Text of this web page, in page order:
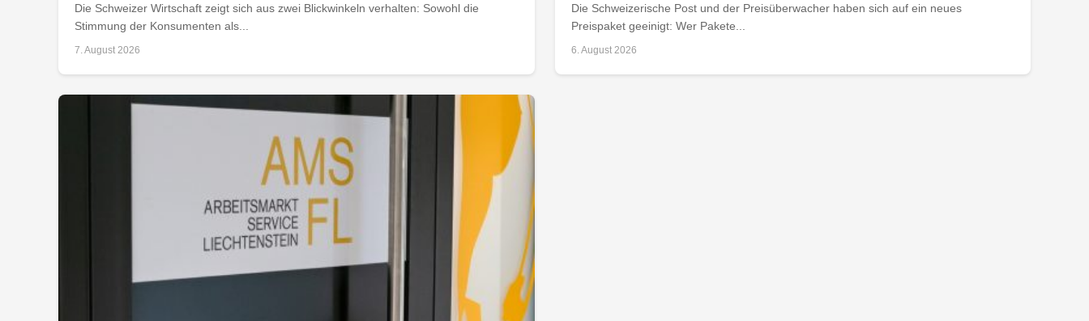
Die Schweizer Wirtschaft zeigt sich aus zwei Blickwinkeln verhalten: Sowohl die
Stimmung der Konsumenten als...
7. August 2026
Die Schweizerische Post und der Preisüberwacher haben sich auf ein neues
Preispaket geeinigt: Wer Pakete...
6. August 2026